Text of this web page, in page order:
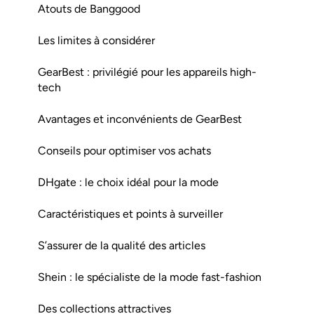
Atouts de Banggood
Les limites à considérer
GearBest : privilégié pour les appareils high-
tech
Avantages et inconvénients de GearBest
Conseils pour optimiser vos achats
DHgate : le choix idéal pour la mode
Caractéristiques et points à surveiller
S’assurer de la qualité des articles
Shein : le spécialiste de la mode fast-fashion
Des collections attractives